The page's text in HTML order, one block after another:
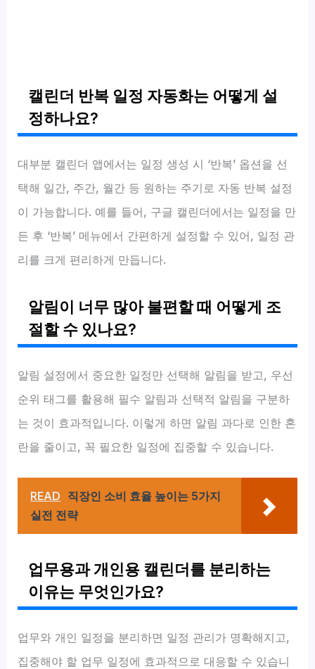
캘린더 반복 일정 자동화는 어떻게 설
정하나요?
대부분 캘린더 앱에서는 일정 생성 시 ‘반복’ 옵션을 선
택해 일간, 주간, 월간 등 원하는 주기로 자동 반복 설정
이 가능합니다. 예를 들어, 구글 캘린더에서는 일정을 만
든 후 ‘반복’ 메뉴에서 간편하게 설정할 수 있어, 일정 관
리를 크게 편리하게 만듭니다.
알림이 너무 많아 불편할 때 어떻게 조
절할 수 있나요?
알림 설정에서 중요한 일정만 선택해 알림을 받고, 우선
순위 태그를 활용해 필수 알림과 선택적 알림을 구분하
는 것이 효과적입니다. 이렇게 하면 알림 과다로 인한 혼
란을 줄이고, 꼭 필요한 일정에 집중할 수 있습니다.
READ 직장인 소비 효율 높이는 5가지
실전 전략
업무용과 개인용 캘린더를 분리하는
이유는 무엇인가요?
업무와 개인 일정을 분리하면 일정 관리가 명확해지고,
집중해야 할 업무 일정에 효과적으로 대응할 수 있습니